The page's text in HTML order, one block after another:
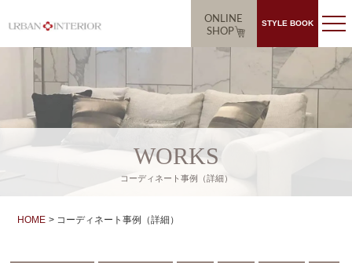
ONLINE
SHOP
STYLE BOOK
WORKS
コーディネート事例（詳細）
HOME コーディネート事例（詳細）